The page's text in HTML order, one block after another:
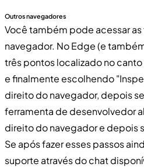
Outros navegadores
Você também pode acessar
navegador. No Edge (e
três pontos localizado no
e finalmente escolhendo
direito do navegador, depois
ferramenta de desenvolvedor
direito do navegador e depois
Se após fazer esses passos
suporte através do chat